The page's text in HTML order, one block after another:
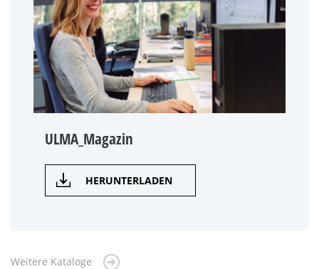
ULMA_Magazin
HERUNTERLADEN
Weitere Kataloge